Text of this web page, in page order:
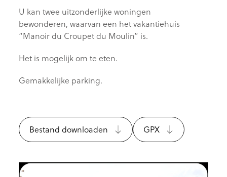
U kan twee uitzonderlijke woningen
bewonderen, waarvan een het vakantiehuis
“Manoir du Croupet du Moulin” is.
Het is mogelijk om te eten.
Gemakkelijke parking.
Bestand downloaden GPX